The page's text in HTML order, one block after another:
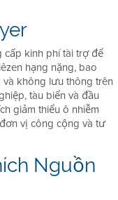
cấp kinh phí tài trợ để
hạng nặng, bao
không lưu thông trên
tàu biển và đầu
giảm thiểu ô nhiễm
vị công cộng và tư
Nguồn